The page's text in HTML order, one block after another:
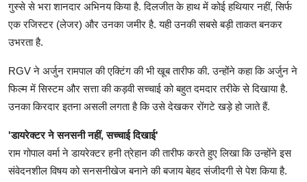
गुस्से से भरा शानदार अभिनय किया है. दिलजीत के हाथ में कोई हथियार नहीं, सिर्फ
एक रजिस्टर (लेजर) और उनका जमीर है. यही उनकी सबसे बड़ी ताकत बनकर
उभरता है.
RGV ने अर्जुन रामपाल की एक्टिंग की भी खूब तारीफ की. उन्होंने कहा कि अर्जुन ने
फिल्म में सिस्टम और सत्ता की कड़वी सच्चाई को बहुत दमदार तरीके से दिखाया है.
उनका किरदार इतना असली लगता है कि उसे देखकर रोंगटे खड़े हो जाते हैं.
'डायरेक्टर ने सनसनी नहीं, सच्चाई दिखाई'
राम गोपाल वर्मा ने डायरेक्टर हनी त्रेहान की तारीफ करते हुए लिखा कि उन्होंने इस
संवेदनशील विषय को सनसनीखेज बनाने की बजाय बेहद संजीदगी से पेश किया है.